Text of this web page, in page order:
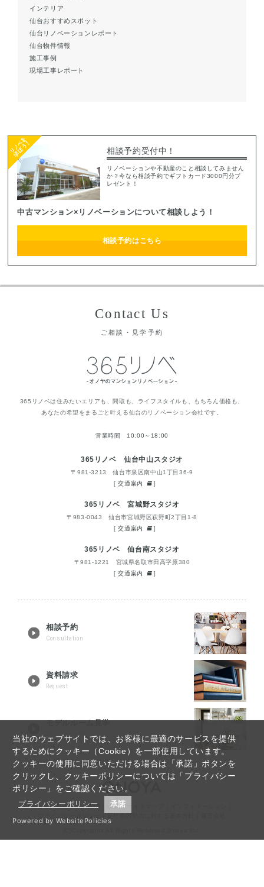
当社のウェブサイトでは、お客様に最適のサービスを提供
するためにクッキー（Cookie）を一部使用しています。
クッキーの使用に同意いただける場合は「承諾」ボタンを
クリックし、クッキーポリシーについては「プライバシー
ポリシー」をご確認ください。
プライバシーポリシー
承諾
Powered by WebsitePolicies
インテリア
仙台おすすめスポット
仙台リノベーションレポート
仙台物件情報
施工事例
現場工事レポート
相談予約受付中！
リノベーションや不動産のこと相談してみません
か？今なら相談予約でギフトカード3000円分プ
レゼント！
中古マンション×リノベーションについて相談しよう！
相談予約はこちら
Contact Us
ご相談・見学予約
365リノベは住みたいエリアも、間取も、ライフスタイルも、もちろん価格も、
あなたの希望をまるごと叶える仙台のリノベーション会社です。
営業時間 10:00～18:00
365リノベ 仙台中山スタジオ
〒981-3213 仙台市泉区南中山1丁目36-9
[交通案内 ]
365リノベ 宮城野スタジオ
〒983-0043 仙台市宮城野区萩野町2丁目1-8
[交通案内 ]
365リノベ 仙台南スタジオ
〒981-1221 宮城県名取市田高字原380
[交通案内 ]
相談予約
Consultation
資料請求
Request
モデルルーム見学
Tour reservation
仙台リノベーションTOP Q&A｜